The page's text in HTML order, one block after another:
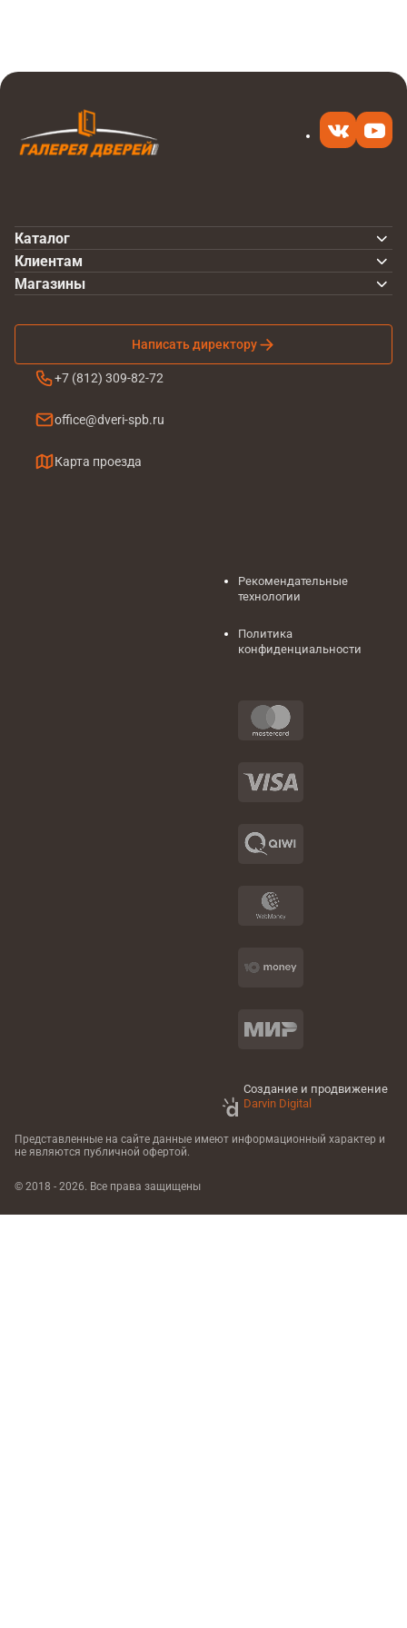
Каталог
Клиентам
Написать директору
+7 (812) 309-82-72
office@dveri-spb.ru
Карта проезда
Магазины
Рекомендательные
технологии
Политика
конфиденциальности
Создание и продвижение
Darvin Digital
Представленные на сайте данные имеют информационный характер и
не являются публичной офертой.
© 2018 - 2026. Все права защищены